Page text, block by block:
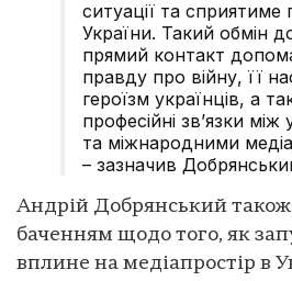
ситуації та сприятиме
України. Такий обмін
прямий контакт
правду про війну, її
героїзм українців, а
професійні зв’язки
та міжнародними медіа
– зазначив
Андрій Добрянський також
баченням щодо того, як
вплине на медіапростір в